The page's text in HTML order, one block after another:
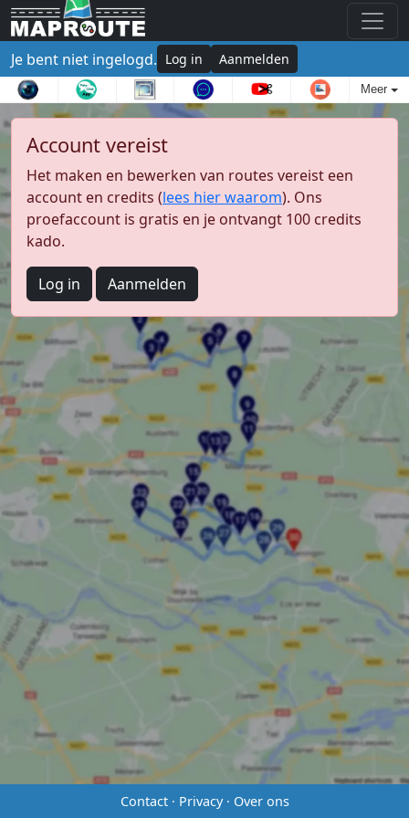
Je bent niet ingelogd. Log in Aanmelden
Meer
Account vereist
Het maken en bewerken van routes vereist een
account en credits (lees hier waarom). Ons
proefaccount is gratis en je ontvangt 100 credits
kado.
Log in Aanmelden
Contact· Privacy· Over ons